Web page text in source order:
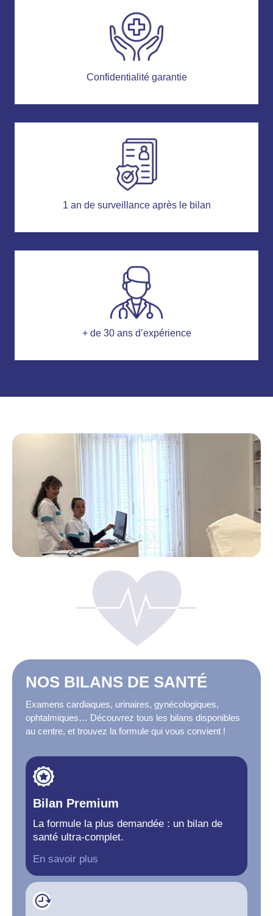
Confidentialité garantie
1 an de surveillance après le bilan
+ de 30 ans d’expérience
NOS BILANS DE SANTÉ
Examens cardiaques, urinaires, gynécologiques,
ophtalmiques… Découvrez tous les bilans disponibles
au centre, et trouvez la formule qui vous convient !
Bilan Premium
La formule la plus demandée : un bilan de
santé ultra-complet.
En savoir plus